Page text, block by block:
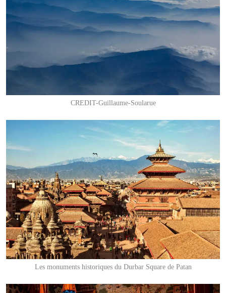
CREDIT-Guillaume-Soularue
Les monuments historiques du Durbar Square de Patan